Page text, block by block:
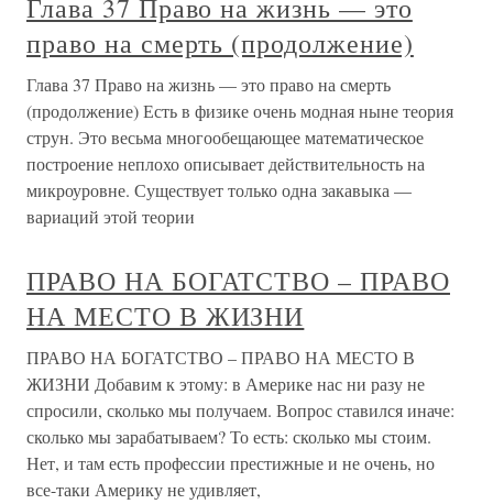
Глава 37 Право на жизнь — это
право на смерть (продолжение)
Глава 37 Право на жизнь — это право на смерть
(продолжение) Есть в физике очень модная ныне теория
струн. Это весьма многообещающее математическое
построение неплохо описывает действительность на
микроуровне. Существует только одна закавыка —
вариаций этой теории
ПРАВО НА БОГАТСТВО – ПРАВО
НА МЕСТО В ЖИЗНИ
ПРАВО НА БОГАТСТВО – ПРАВО НА МЕСТО В
ЖИЗНИ Добавим к этому: в Америке нас ни разу не
спросили, сколько мы получаем. Вопрос ставился иначе:
сколько мы зарабатываем? То есть: сколько мы стоим.
Нет, и там есть профессии престижные и не очень, но
все-таки Америку не удивляет,